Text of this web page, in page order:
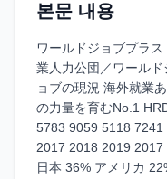
본문 내용
ワールドジョブプラ
業人力公団／ワール
ョブの現況 海外就業
の力量を育むNo.1
5783 9059 5118
2017 2018 2019
日本 36% アメリカ